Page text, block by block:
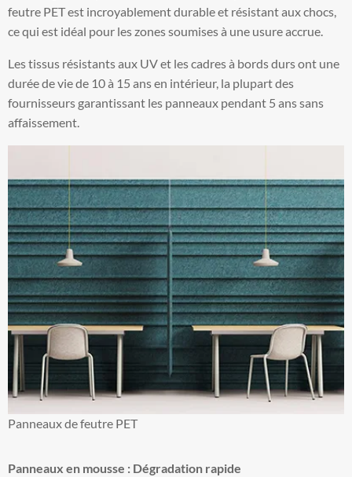
feutre PET est incroyablement durable et résistant aux chocs,
ce qui est idéal pour les zones soumises à une usure accrue.
Les tissus résistants aux UV et les cadres à bords durs ont une
durée de vie de 10 à 15 ans en intérieur, la plupart des
fournisseurs garantissant les panneaux pendant 5 ans sans
affaissement.
Panneaux de feutre PET
Panneaux en mousse : Dégradation rapide